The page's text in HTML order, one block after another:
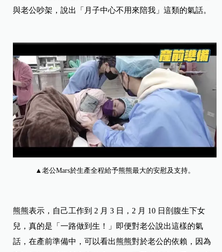
與老公吵架，說出「月子中心不用來陪我」這類的氣話。
▲老公Mars於生產全程給予熊熊最大的安慰及支持。
熊熊表示，自己工作到 2 月 3 日，2 月 10 日剖腹生下女
兒，真的是「一路做到生！」即便對老公說出這樣的氣
話，在產前準備中，可以看出熊熊對於老公的依賴，因為